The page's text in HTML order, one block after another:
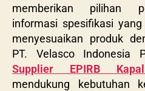
memberikan pilihan
informasi spesifikasi
menyesuaikan produk
PT. Velasco Indonesia
Supplier EPIRB
mendukung kebutuhan